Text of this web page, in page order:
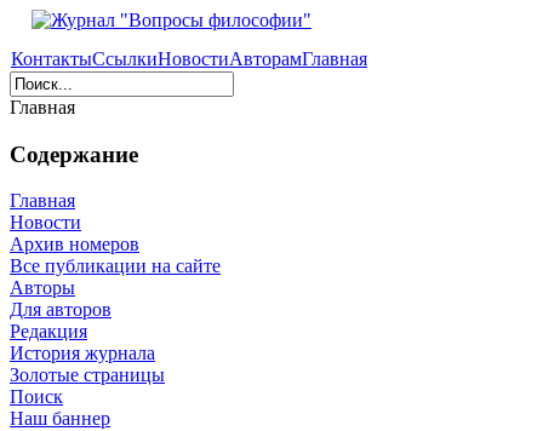
КонтактыСсылкиНовостиАвторамГлавная
Главная
Содержание
Главная
Новости
Архив номеров
Все публикации на сайте
Авторы
Для авторов
Редакция
История журнала
Золотые страницы
Поиск
Наш баннер